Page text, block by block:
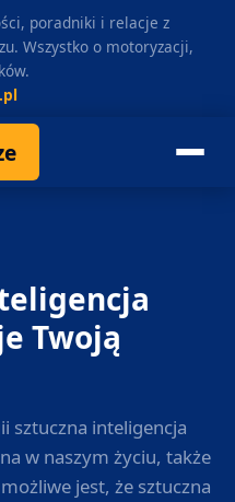
poradniki i relacje z
Wszystko o motoryzacji,
Twoją
sztuczna inteligencja
w naszym życiu, także
jest, że sztuczna